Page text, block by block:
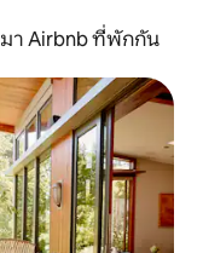
มา Airbnb ที่พักกัน